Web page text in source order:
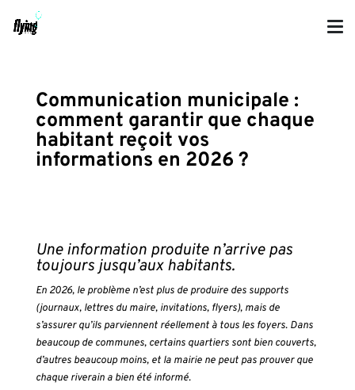
Communication municipale :
comment garantir que chaque
habitant reçoit vos
informations en 2026 ?
Une information produite n’arrive pas
toujours jusqu’aux habitants.
En 2026, le problème n’est plus de produire des supports
(journaux, lettres du maire, invitations, flyers), mais de
s’assurer qu’ils parviennent réellement à tous les foyers. Dans
beaucoup de communes, certains quartiers sont bien couverts,
d’autres beaucoup moins, et la mairie ne peut pas prouver que
chaque riverain a bien été informé.